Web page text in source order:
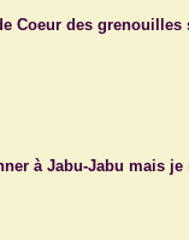
Coeur des grenouilles
à Jabu-Jabu mais